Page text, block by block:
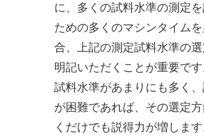
に、多くの試料水準の測定
ための多くのマシンタイム
合、上記の測定試料水準の
明記いただくことが重要で
試料水準があまりにも多く
が困難であれば、その選定
くだけでも説得力が増しま